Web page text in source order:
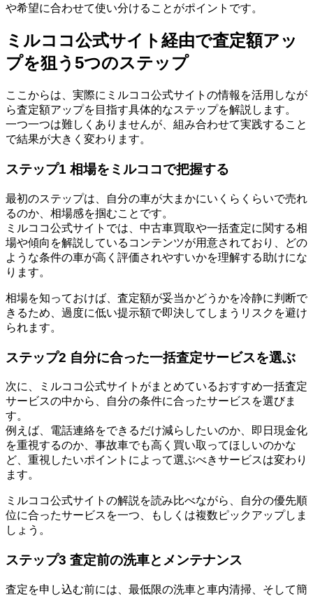
や希望に合わせて使い分けることがポイントです。
ミルココ公式サイト経由で査定額アッ
プを狙う5つのステップ
ここからは、実際にミルココ公式サイトの情報を活用しなが
ら査定額アップを目指す具体的なステップを解説します。
一つ一つは難しくありませんが、組み合わせて実践すること
で結果が大きく変わります。
ステップ1 相場をミルココで把握する
最初のステップは、自分の車が大まかにいくらくらいで売れ
るのか、相場感を掴むことです。
ミルココ公式サイトでは、中古車買取や一括査定に関する相
場や傾向を解説しているコンテンツが用意されており、どの
ような条件の車が高く評価されやすいかを理解する助けにな
ります。
相場を知っておけば、査定額が妥当かどうかを冷静に判断で
きるため、過度に低い提示額で即決してしまうリスクを避け
られます。
ステップ2 自分に合った一括査定サービスを選ぶ
次に、ミルココ公式サイトがまとめているおすすめ一括査定
サービスの中から、自分の条件に合ったサービスを選びま
す。
例えば、電話連絡をできるだけ減らしたいのか、即日現金化
を重視するのか、事故車でも高く買い取ってほしいのかな
ど、重視したいポイントによって選ぶべきサービスは変わり
ます。
ミルココ公式サイトの解説を読み比べながら、自分の優先順
位に合ったサービスを一つ、もしくは複数ピックアップしま
しょう。
ステップ3 査定前の洗車とメンテナンス
査定を申し込む前には、最低限の洗車と車内清掃、そして簡